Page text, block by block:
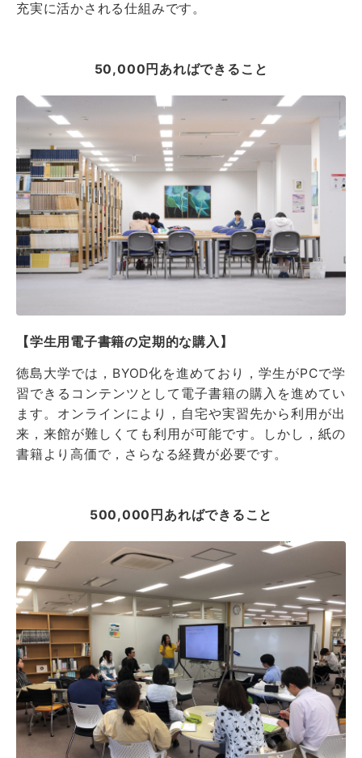
充実に活かされる仕組みです。
50,000円あればできること
【学生用電子書籍の定期的な購入】
徳島大学では，BYOD化を進めており，学生がPCで学
習できるコンテンツとして電子書籍の購入を進めてい
ます。オンラインにより，自宅や実習先から利用が出
来，来館が難しくても利用が可能です。しかし，紙の
書籍より高価で，さらなる経費が必要です。
500,000円あればできること